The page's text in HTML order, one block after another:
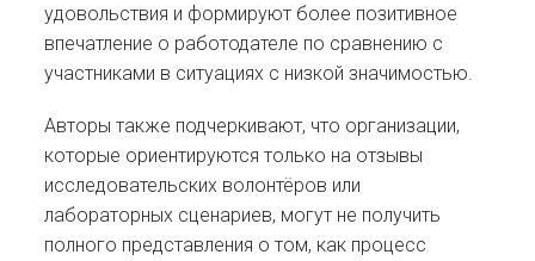
удовольствия и формируют более позитивное
впечатление о работодателе по сравнению с
участниками в ситуациях с низкой значимостью.
Авторы также подчеркивают, что организации,
которые ориентируются только на отзывы
исследовательских волонтёров или
лабораторных сценариев, могут не получить
полного представления о том, как процесс